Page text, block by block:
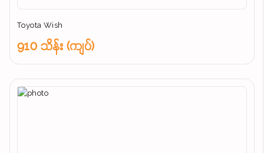
Toyota Wish
910 သိန်း (ကျပ်)